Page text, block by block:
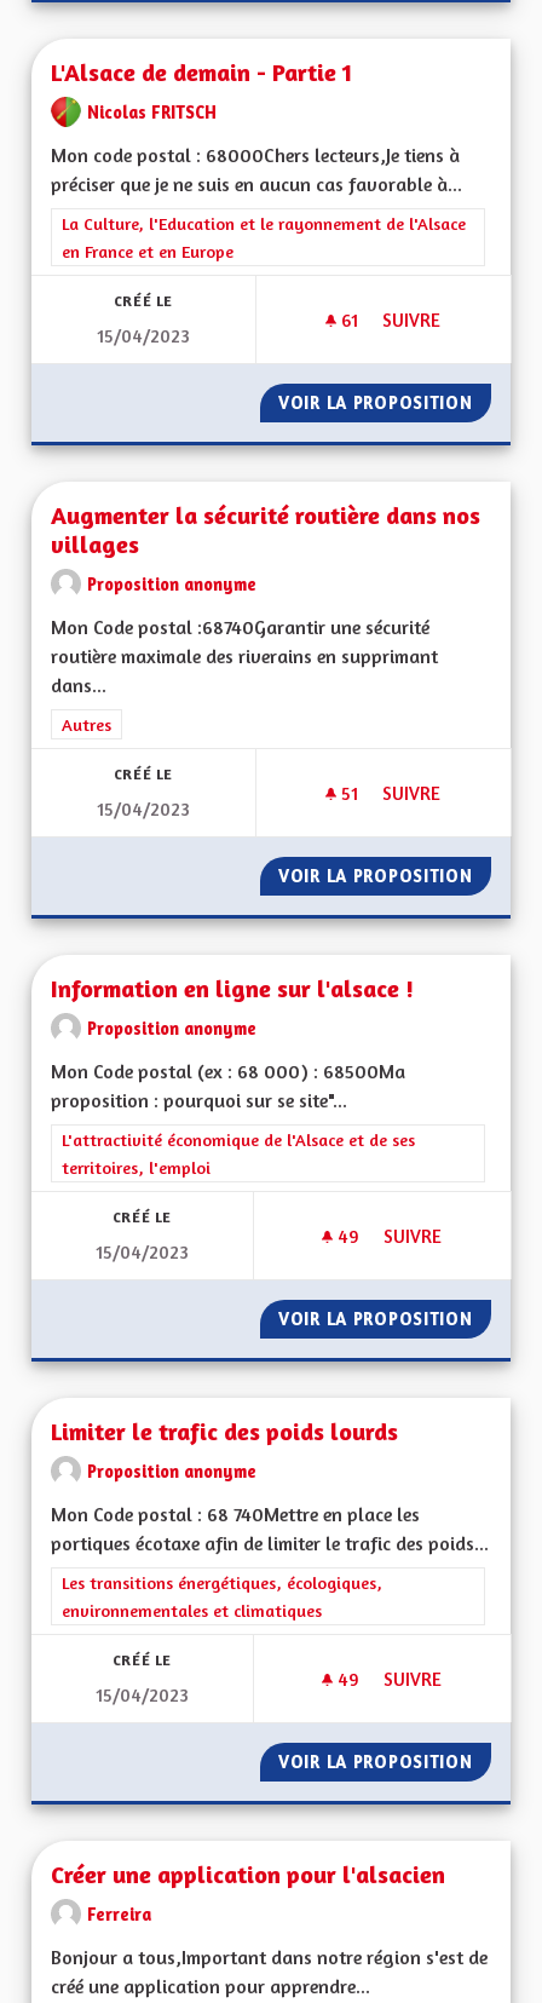
L'Alsace de demain - Partie 1
Nicolas FRITSCH
Mon code postal : 68000Chers lecteurs,Je tiens à
préciser que je ne suis en aucun cas favorable à...
Filtrer les résultats de la catégorie : La Culture, l'Education et
La Culture, l'Education et le rayonnement de l'Alsace
en France et en Europe
CRÉÉ LE
15/04/2023
61 61 ABONNÉS
SUIVRE
VOIR LA PROPOSITION
Augmenter la sécurité routière dans nos
villages
Proposition anonyme
Mon Code postal :68740Garantir une sécurité
routière maximale des riverains en supprimant
dans...
Filtrer les résultats de la catégorie : Autres
Autres
CRÉÉ LE
15/04/2023
51 51 ABONNÉS
SUIVRE
VOIR LA PROPOSITION
Information en ligne sur l'alsace !
Proposition anonyme
Mon Code postal (ex : 68 000) : 68500Ma
proposition : pourquoi sur se site"...
Filtrer les résultats de la catégorie : L'attractivité
L'attractivité économique de l'Alsace et de ses
territoires, l'emploi
CRÉÉ LE
15/04/2023
49 49 ABONNÉS
SUIVRE
VOIR LA PROPOSITION
Limiter le trafic des poids lourds
Proposition anonyme
Mon Code postal : 68 740Mettre en place les
portiques écotaxe afin de limiter le trafic des poids...
Filtrer les résultats de la catégorie : Les transitions
Les transitions énergétiques, écologiques,
environnementales et climatiques
CRÉÉ LE
15/04/2023
49 49 ABONNÉS
SUIVRE
VOIR LA PROPOSITION
Créer une application pour l'alsacien
Ferreira
Bonjour a tous,Important dans notre région s'est de
créé une application pour apprendre...